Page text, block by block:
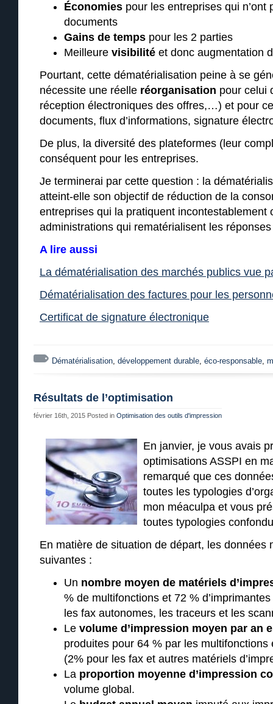
Économies pour les entreprises qui n’ont
documents
Gains de temps pour les 2 parties
Meilleure visibilité et donc augmentation
Pourtant, cette dématérialisation peine à se
nécessite une réelle réorganisation pour celui
réception électroniques des offres,…) et pour
documents, flux d’informations, signature
De plus, la diversité des plateformes (leur
conséquent pour les entreprises.
Je terminerai par cette question : la
atteint-elle son objectif de réduction de la
entreprises qui la pratiquent incontestablement
administrations qui rematérialisent les
A lire aussi
La dématérialisation des marchés publics vue
Dématérialisation des factures pour les
Certificat de signature électronique
Dématérialisation, développement durable, éco-responsable,
Résultats de l’optimisation
février 16th, 2015 Posted in Optimisation des outils d'impression
En janvier, je vous avais
optimisations ASSPI en
remarqué que ces
toutes les typologies
mon méaculpa et vous
toutes typologies
En matière de situation de départ, les données
suivantes :
Un nombre moyen de matériels
% de multifonctions et 72 %
les fax autonomes, les traceurs et les
Le volume d’impression moyen par an
produites pour 64 % par les
(2% pour les fax et autres matériels
La proportion moyenne d’impression
volume global.